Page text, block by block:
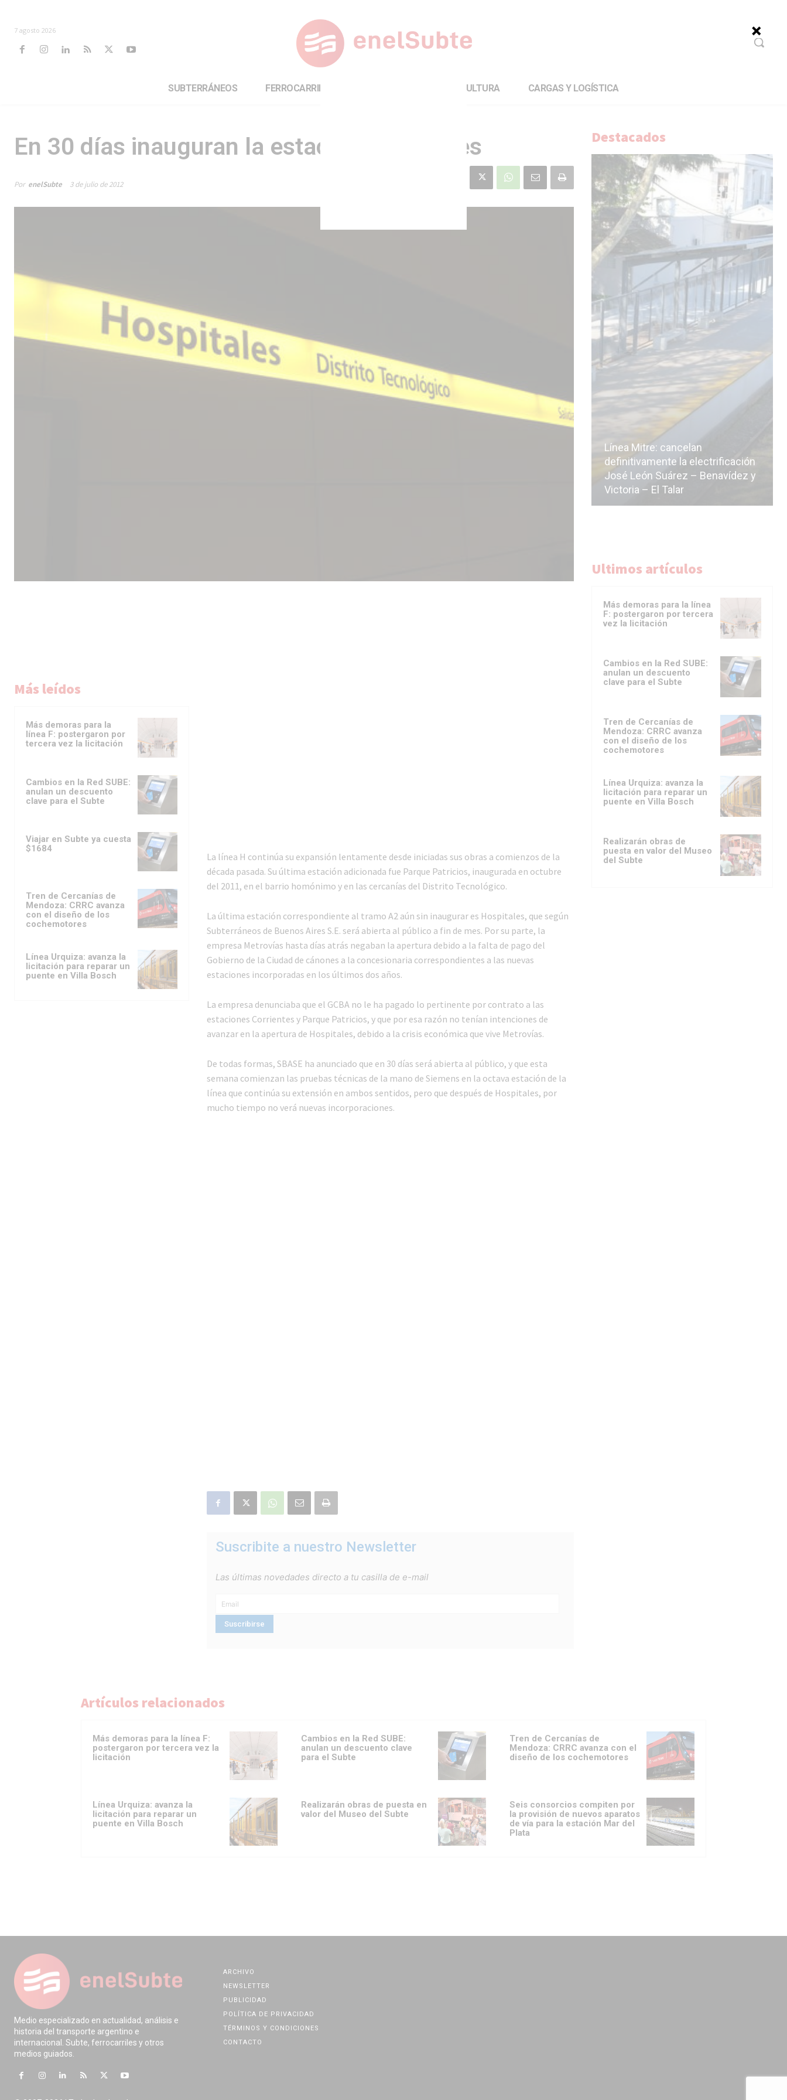
7 agosto 2026
SUBTERRÁNEOS FERROCARRILES CULTURA CARGAS Y LOGÍSTICA
En 30 días inauguran la estación Hospitales
Por enelSubte 3 de julio de 2012
Más leídos
Más demoras para la
línea F: postergaron por
tercera vez la licitación
Cambios en la Red SUBE:
anulan un descuento
clave para el Subte
Viajar en Subte ya cuesta
$1684
Tren de Cercanías de
Mendoza: CRRC avanza
con el diseño de los
cochemotores
Línea Urquiza: avanza la
licitación para reparar un
puente en Villa Bosch
La línea H continúa su expansión lentamente desde iniciadas sus obras a comienzos de la
década pasada. Su última estación adicionada fue Parque Patricios, inaugurada en octubre
del 2011, en el barrio homónimo y en las cercanías del Distrito Tecnológico.
La última estación correspondiente al tramo A2 aún sin inaugurar es Hospitales, que según
Subterráneos de Buenos Aires S.E. será abierta al público a fin de mes. Por su parte, la
empresa Metrovías hasta días atrás negaban la apertura debido a la falta de pago del
Gobierno de la Ciudad de cánones a la concesionaria correspondientes a las nuevas
estaciones incorporadas en los últimos dos años.
La empresa denunciaba que el GCBA no le ha pagado lo pertinente por contrato a las
estaciones Corrientes y Parque Patricios, y que por esa razón no tenían intenciones de
avanzar en la apertura de Hospitales, debido a la crisis económica que vive Metrovías.
De todas formas, SBASE ha anunciado que en 30 días será abierta al público, y que esta
semana comienzan las pruebas técnicas de la mano de Siemens en la octava estación de la
línea que continúa su extensión en ambos sentidos, pero que después de Hospitales, por
mucho tiempo no verá nuevas incorporaciones.
Suscribite a nuestro Newsletter
Las últimas novedades directo a tu casilla de e-mail
Destacados
Línea Mitre: cancelan
definitivamente la electrificación
José León Suárez – Benavídez y
Victoria – El Talar
Ultimos artículos
Más demoras para la línea
F: postergaron por tercera
vez la licitación
Cambios en la Red SUBE:
anulan un descuento
clave para el Subte
Tren de Cercanías de
Mendoza: CRRC avanza
con el diseño de los
cochemotores
Línea Urquiza: avanza la
licitación para reparar un
puente en Villa Bosch
Realizarán obras de
puesta en valor del Museo
del Subte
Artículos relacionados
Más demoras para la línea F:
postergaron por tercera vez la
licitación
Cambios en la Red SUBE:
anulan un descuento clave
para el Subte
Tren de Cercanías de
Mendoza: CRRC avanza con el
diseño de los cochemotores
Línea Urquiza: avanza la
licitación para reparar un
puente en Villa Bosch
Realizarán obras de puesta en
valor del Museo del Subte
Seis consorcios compiten por
la provisión de nuevos aparatos
de vía para la estación Mar del
Plata
Medio especializado en actualidad, análisis e
historia del transporte argentino e
internacional. Subte, ferrocarriles y otros
medios guiados.
ARCHIVO
NEWSLETTER
PUBLICIDAD
POLÍTICA DE PRIVACIDAD
TÉRMINOS Y CONDICIONES
CONTACTO